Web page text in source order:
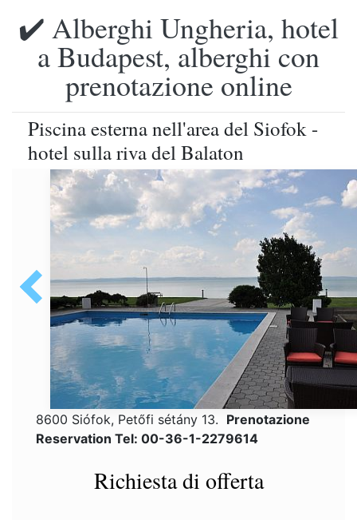
✔️ Alberghi Ungheria, hotel
a Budapest, alberghi con
prenotazione online
Piscina esterna nell'area del Siofok -
hotel sulla riva del Balaton
8600 Siófok, Petőfi sétány 13. Prenotazione
Reservation Tel: 00-36-1-2279614
Richiesta di offerta